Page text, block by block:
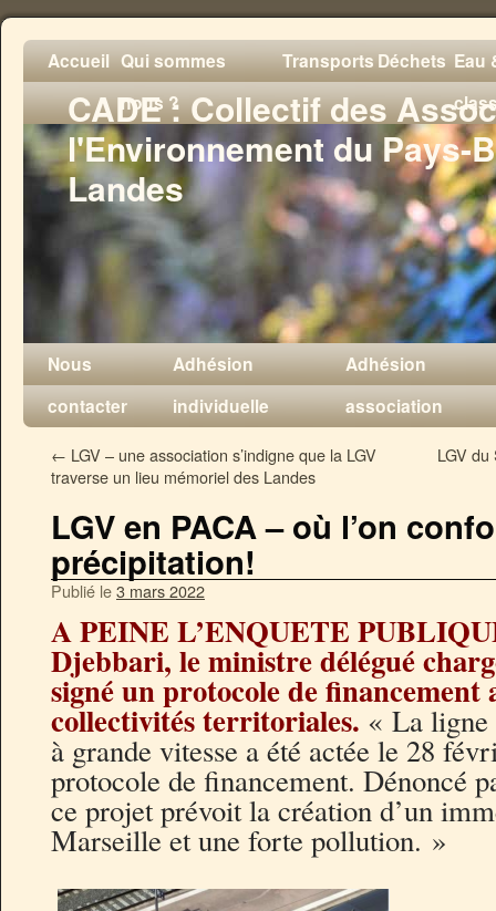
CADE : Collectif des
l'Environnement du Pays-
Landes
Accueil Qui sommes
nous ?
TransportsDéchets Eau
Nous
contacter
Adhésion
individuelle
Adhésion
association
← LGV – une association s’indigne que la LGV
traverse un lieu mémoriel des Landes
LGV
LGV en PACA – où l’on
précipitation!
Publié le3 mars 2022
A PEINE L’ENQUETE
Djebbari, le ministre délégué
signé un protocole de financement
collectivités territoriales. « La
à grande vitesse a été actée le 28
protocole de financement. Dénoncé
ce projet prévoit la création d’un
Marseille et une forte pollution. »